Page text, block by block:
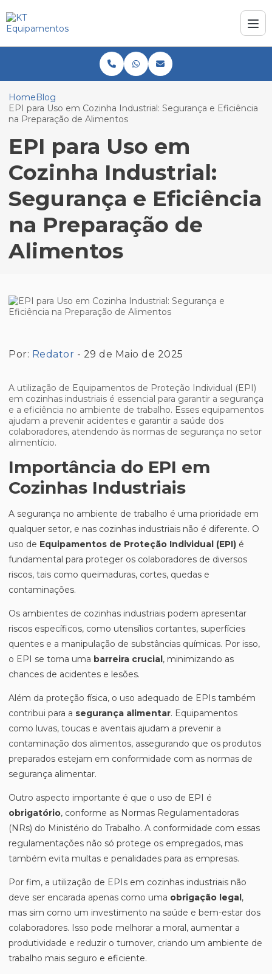
HomeBlog
EPI para Uso em Cozinha Industrial: Segurança e Eficiência
na Preparação de Alimentos
EPI para Uso em
Cozinha Industrial:
Segurança e Eficiência
na Preparação de
Alimentos
Por: Redator - 29 de Maio de 2025
A utilização de Equipamentos de Proteção Individual (EPI)
em cozinhas industriais é essencial para garantir a segurança
e a eficiência no ambiente de trabalho. Esses equipamentos
ajudam a prevenir acidentes e garantir a saúde dos
colaboradores, atendendo às normas de segurança no setor
alimentício.
Importância do EPI em
Cozinhas Industriais
A segurança no ambiente de trabalho é uma prioridade em
qualquer setor, e nas cozinhas industriais não é diferente. O
uso de Equipamentos de Proteção Individual (EPI) é
fundamental para proteger os colaboradores de diversos
riscos, tais como queimaduras, cortes, quedas e
contaminações.
Os ambientes de cozinhas industriais podem apresentar
riscos específicos, como utensílios cortantes, superfícies
quentes e a manipulação de substâncias químicas. Por isso,
o EPI se torna uma barreira crucial, minimizando as
chances de acidentes e lesões.
Além da proteção física, o uso adequado de EPIs também
contribui para a segurança alimentar. Equipamentos
como luvas, toucas e aventais ajudam a prevenir a
contaminação dos alimentos, assegurando que os produtos
preparados estejam em conformidade com as normas de
segurança alimentar.
Outro aspecto importante é que o uso de EPI é
obrigatório, conforme as Normas Regulamentadoras
(NRs) do Ministério do Trabalho. A conformidade com essas
regulamentações não só protege os empregados, mas
também evita multas e penalidades para as empresas.
Por fim, a utilização de EPIs em cozinhas industriais não
deve ser encarada apenas como uma obrigação legal,
mas sim como um investimento na saúde e bem-estar dos
colaboradores. Isso pode melhorar a moral, aumentar a
produtividade e reduzir o turnover, criando um ambiente de
trabalho mais seguro e eficiente.